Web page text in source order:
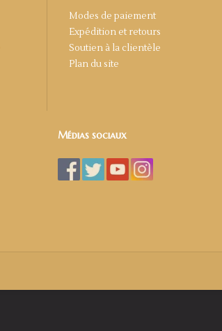
Modes de paiement
Expédition et retours
Soutien à la clientèle
Plan du site
Médias sociaux